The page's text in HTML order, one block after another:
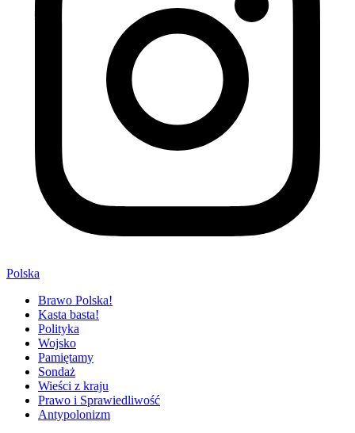
Polska
Brawo Polska!
Kasta basta!
Polityka
Wojsko
Pamiętamy
Sondaż
Wieści z kraju
Prawo i Sprawiedliwość
Antypolonizm